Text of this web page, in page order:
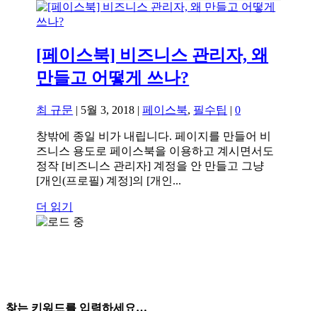
[페이스북] 비즈니스 관리자, 왜
만들고 어떻게 쓰나?
최 규문 | 5월 3, 2018 |페이스북, 필수팁 |0
창밖에 종일 비가 내립니다. 페이지를 만들어 비
즈니스 용도로 페이스북을 이용하고 계시면서도
정작 [비즈니스 관리자] 계정을 안 만들고 그냥
[개인(프로필) 계정]의 [개인...
더 읽기
찾는 키워드를 입력하세요…